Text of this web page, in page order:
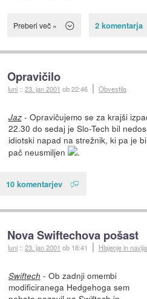
Preberi več » 2 komentarja
Opravičilo
luni ::23. jan 2001 ob 22:46 Obvestila
Jaz- Opravičujemo se za krajši
22.30 do sedaj je Slo-Tech bil
idiotski napad na strežnik, ki pa je
pač neusmiljen
.
10 komentarjev
Nova Swiftechova pošast
luni ::23. jan 2001 ob 18:41 Hlajenje in
Swiftech - Ob zadnji omembi
modificiranega Hedgehoga sem